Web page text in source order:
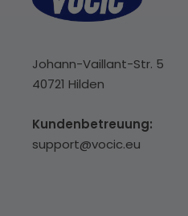
Johann-Vaillant-Str. 5
40721 Hilden
Kundenbetreuung:
support@vocic.eu